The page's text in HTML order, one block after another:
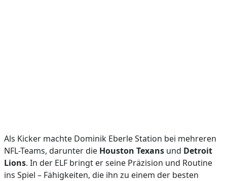
Als Kicker machte Dominik Eberle Station bei mehreren
NFL-Teams, darunter die Houston Texans und Detroit
Lions. In der ELF bringt er seine Präzision und Routine
ins Spiel – Fähigkeiten, die ihn zu einem der besten